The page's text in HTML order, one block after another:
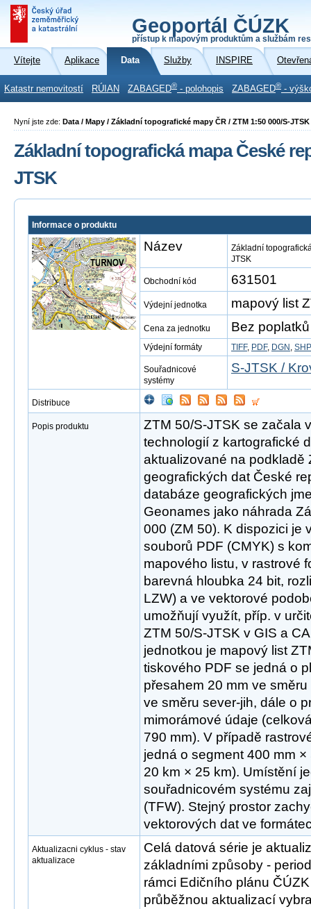
Geoportál ČÚZK
přístup k mapovým produktům a službám
Vítejte Aplikace Data Služby INSPIRE
Katastr nemovitostí RÚIAN ZABAGED® - polohopis ZABAGED® -
Nyní jste zde: Data / Mapy / Základní topografické mapy ČR / ZTM 1:50 000/S-JTSK
Základní topografická mapa České
JTSK
Informace o produktu
Název
Základní
JTSK
Obchodní kód 631501
Výdejní jednotka mapový list
Cena za jednotku Bez poplatků
Výdejní formáty TIFF, PDF, DGN , SHP
Souřadnicové
systémy
S-JTSK /
Distribuce
Popis produktu
ZTM 50/S-JTSK se začala
technologií z kartografické
aktualizované na podkladě
geografických dat České
databáze geografických
Geonames jako náhrada
000 (ZM 50). K dispozici je
souborů PDF (CMYK) s
mapového listu, v rastrové
barevná hloubka 24 bit,
LZW) a ve vektorové
umožňují využít, příp. v
ZTM 50/S-JTSK v GIS a
jednotkou je mapový list
tiskového PDF se jedná o
přesahem 20 mm ve
ve směru sever-jih, dále o
mimorámové údaje
790 mm). V případě
jedná o segment 400 mm
20 km × 25 km). Umístění
souřadnicovém systému
(TFW). Stejný prostor
vektorových dat ve
Aktualizacni cyklus - stav
aktualizace
Celá datová série je
základními způsoby -
rámci Edičního plánu
průběžnou aktualizací